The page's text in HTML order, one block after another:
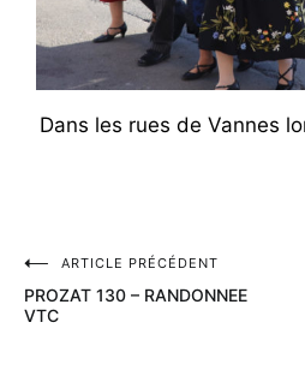
Dans les rues de Vannes
ARTICLE PRÉCÉDENT
PROZAT 130 – RANDONNEE
VTC